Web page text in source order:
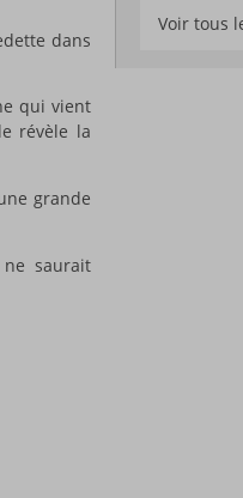
Voir tous
dans
qui vient
révèle la
grande
saurait